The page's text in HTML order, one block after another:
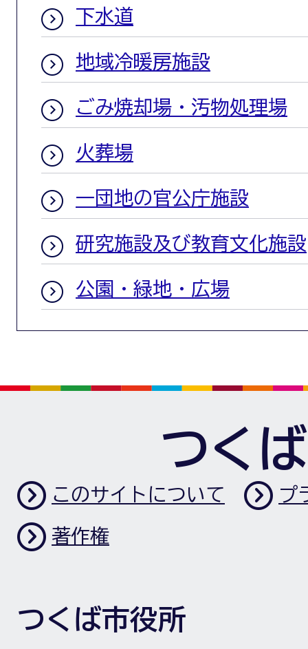
下水道
地域冷暖房施設
ごみ焼却場・汚物処理場
火葬場
一団地の官公庁施設
研究施設及び教育文化施設
公園・緑地・広場
つく
このサイトについて プ
著作権
つくば市役所